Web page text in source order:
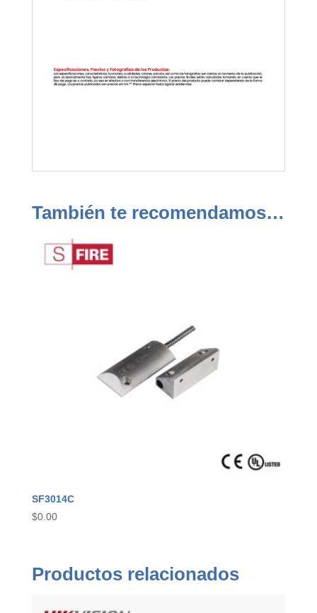
También te recomendamos…
SF3014C
$0.00
Productos relacionados